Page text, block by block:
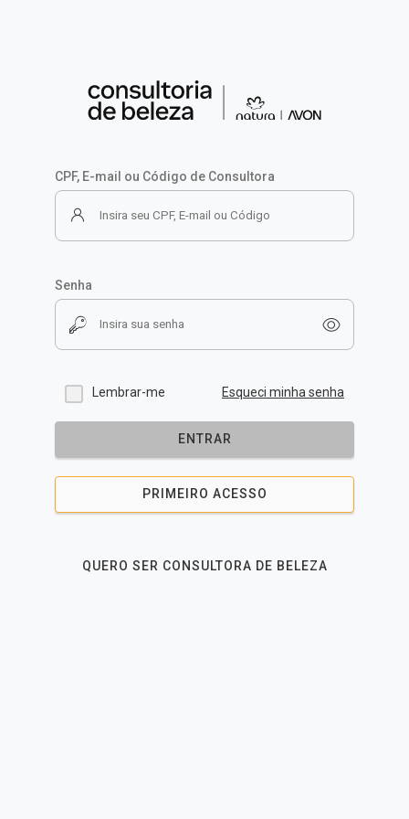
CPF, E-mail ou Código de Consultora
Senha
Lembrar-me Esqueci minha senha
ENTRAR
PRIMEIRO ACESSO
QUERO SER CONSULTORA DE BELEZA